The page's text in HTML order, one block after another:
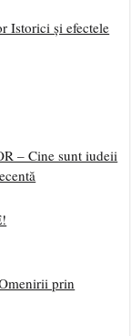
Istorici și efectele
– Cine sunt iudeii
prin